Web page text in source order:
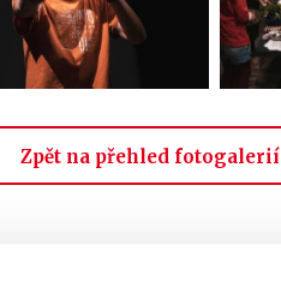
Zpět na přehled fotogalerií